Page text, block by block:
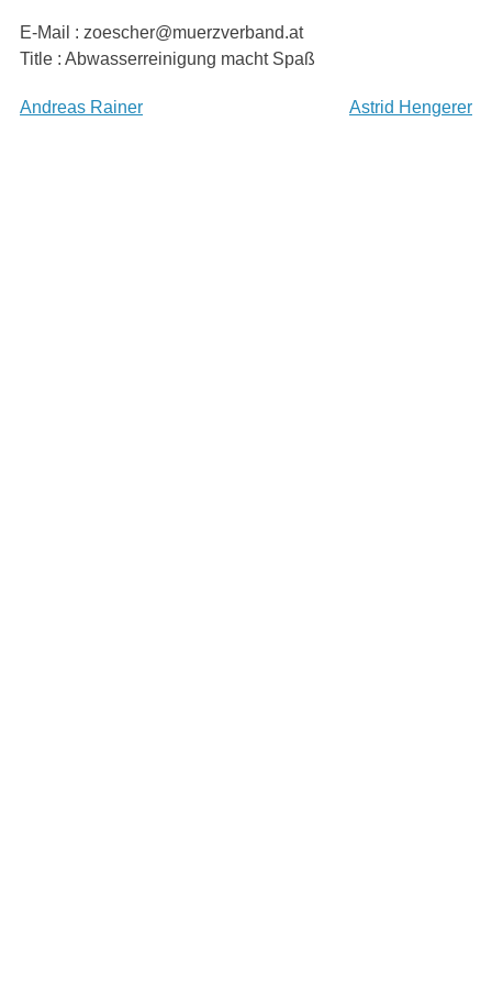
content
E-Mail : zoescher@muerzverband.at
Title : Abwasserreinigung macht Spaß
Beitragsnavigation
Andreas Rainer Astrid Hengerer